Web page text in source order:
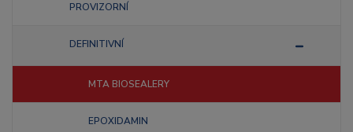
PROVIZORNÍ
DEFINITIVNÍ
MTA BIOSEALERY
EPOXIDAMIN